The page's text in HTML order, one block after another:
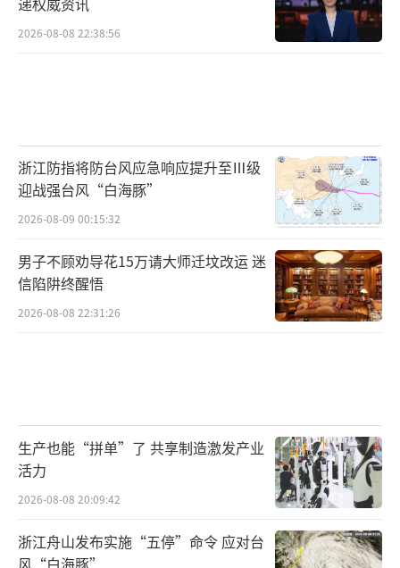
2026-08-08 22:38:56
浙江防指将防台风应急响应提升至Ⅲ级
迎战强台风“白海豚”
2026-08-09 00:15:32
男子不顾劝导花15万请大师迁坟改运 迷
信陷阱终醒悟
2026-08-08 22:31:26
生产也能“拼单”了 共享制造激发产业
活力
2026-08-08 20:09:42
浙江舟山发布实施“五停”命令 应对台
风“白海豚”